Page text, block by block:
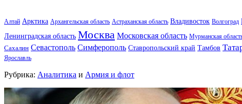
Алтай Арктика Архангельская область Астраханская область Владивосток Волгоград
Ленинградская область Москва Московская область Мурманская
Сахалин Севастополь Симферополь Ставропольский край Тамбов
Ярославль
Рубрика: Аналитика и Армия и флот